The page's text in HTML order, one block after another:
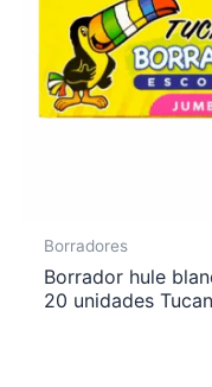
Borradores
Borrador hule
20 unidades Tucan